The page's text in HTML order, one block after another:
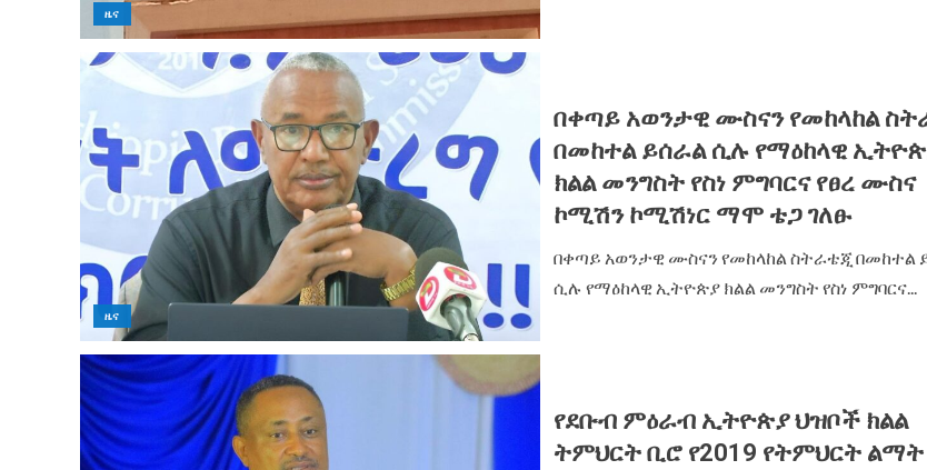
ዜና
ዜና
በቀጣይ አወንታዊ ሙስናን የመከላከል
በመከተል ይሰራል ሲሉ የማዕከላዊ
ክልል መንግስት የስነ ምግባርና የፀረ ሙስና
ኮሚሽን ኮሚሽነር ማሞ ቴጋ ገለፁ
በቀጣይ አወንታዊ ሙስናን የመከላከል ስትራቴጂ በመከተል
ሲሉ የማዕከላዊ ኢትዮጵያ ክልል መንግስት የስነ ምግባርና...
የደቡብ ምዕራብ ኢትዮጵያ ህዝቦች ክልል
ትምህርት ቢሮ የ2019 የትምህርት ልማት